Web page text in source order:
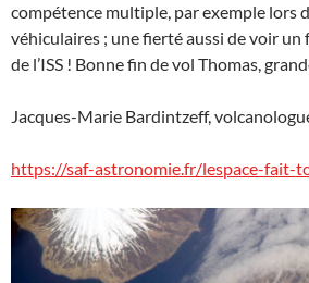
compétence multiple, par exemple lors
véhiculaires ; une fierté aussi de voir
de l’ISS ! Bonne fin de vol Thomas,
Jacques-Marie Bardintzeff,
https://saf-astronomie.fr/lespace-fait-